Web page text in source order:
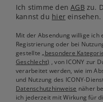
Ich stimme denAGB zu.
kannst du hiereinsehen.
Mit der Absendung willige ich
Registrierung oder bei
gestellte„besondere
Geschlecht) , von ICONY zur
verarbeitet werden, wie im
und Nutzung des ICONY-
Datenschutzhinweise näher
ich jederzeit mit Wirkung für